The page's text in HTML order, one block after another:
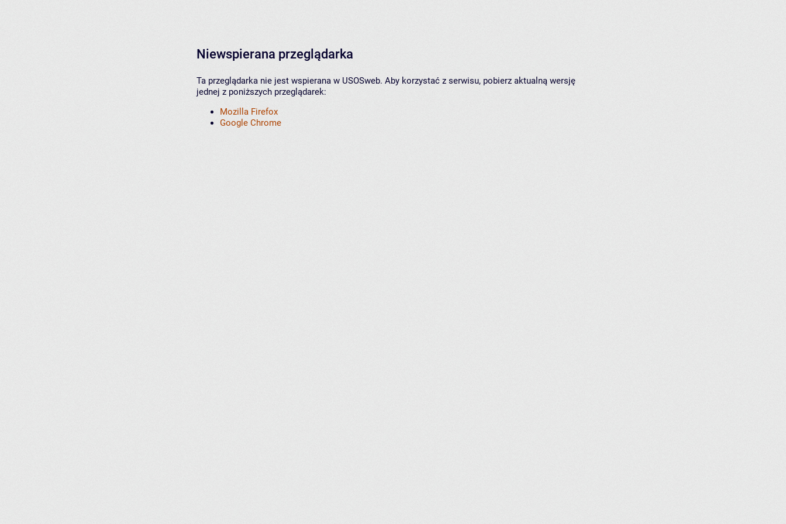
Niewspierana przeglądarka
Ta przeglądarka nie jest wspierana w USOSweb. Aby korzystać z serwisu, pobierz aktualną wersję
jednej z poniższych przeglądarek:
Mozilla Firefox
Google Chrome